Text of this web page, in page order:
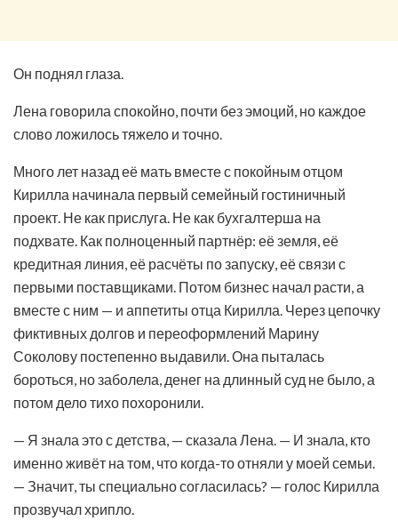
Он поднял глаза.
Лена говорила спокойно, почти без эмоций, но каждое
слово ложилось тяжело и точно.
Много лет назад её мать вместе с покойным отцом
Кирилла начинала первый семейный гостиничный
проект. Не как прислуга. Не как бухгалтерша на
подхвате. Как полноценный партнёр: её земля, её
кредитная линия, её расчёты по запуску, её связи с
первыми поставщиками. Потом бизнес начал расти, а
вместе с ним — и аппетиты отца Кирилла. Через цепочку
фиктивных долгов и переоформлений Марину
Соколову постепенно выдавили. Она пыталась
бороться, но заболела, денег на длинный суд не было, а
потом дело тихо похоронили.
— Я знала это с детства, — сказала Лена. — И знала, кто
именно живёт на том, что когда-то отняли у моей семьи.
— Значит, ты специально согласилась? — голос Кирилла
прозвучал хрипло.